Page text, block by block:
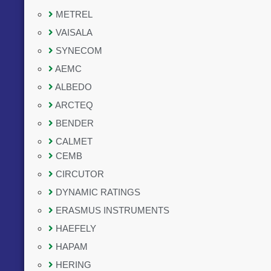
METREL
VAISALA
SYNECOM
AEMC
ALBEDO
ARCTEQ
BENDER
CALMET
CEMB
CIRCUTOR
DYNAMIC RATINGS
ERASMUS INSTRUMENTS
HAEFELY
HAPAM
HERING